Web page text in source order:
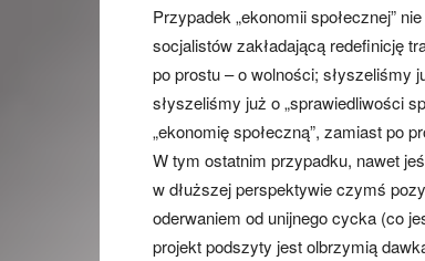
Przypadek „ekonomii społecznej”
socjalistów zakładającą redefinicję
po prostu – o wolności; słyszeliśmy
słyszeliśmy już o „sprawiedliwości
„ekonomię społeczną”, zamiast po
W tym ostatnim przypadku, nawet
w dłuższej perspektywie czymś
oderwaniem od unijnego cycka (co
projekt podszyty jest olbrzymią